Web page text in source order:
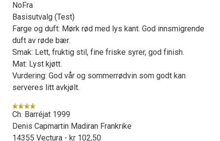
NoFra
Basisutvalg (Test)
Farge og duft: Mørk rød med lys kant. God innsmigrende
duft av røde bær.
Smak: Lett, fruktig stil, fine friske syrer, god finish.
Mat: Lyst kjøtt.
Vurdering: God vår og sommerrødvin som godt kan
serveres litt avkjølt.
Ch. Barréjat 1999
Denis Capmartin Madiran Frankrike
14355 Vectura - kr 102,50